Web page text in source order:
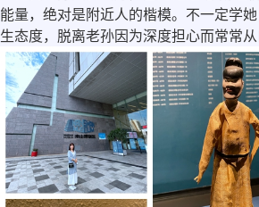
能量，绝对是附近人的楷模。不一定学
生态度，脱离老孙因为深度担心而常常